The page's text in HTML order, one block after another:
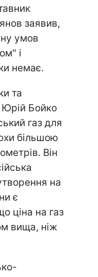
заявив,
умов
і
немає.
та
Юрій Бойко
газ для
більшою
Він
на
є
ціна на газ
вища, ніж